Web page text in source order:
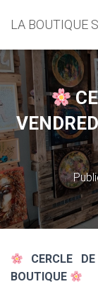
LA BOUTIQUE
CERCLE
BOUTIQUE